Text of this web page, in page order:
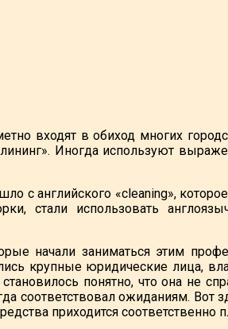
входят в обиход многих
Иногда используют
с английского «сleaning»,
стали использовать
начали заниматься этим
крупные юридические лица,
понятно, что она не
соответствовал ожиданиям.
приходится соответственно